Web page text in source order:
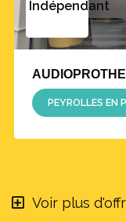
Indépendant
PEYROLLES EN
Voir plus